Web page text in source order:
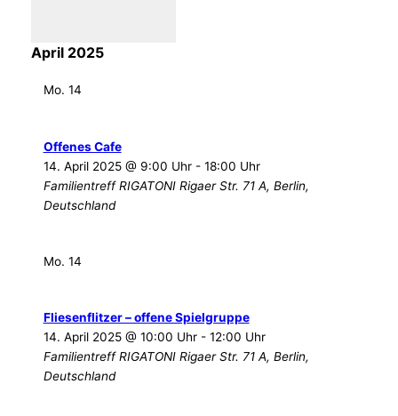
April 2025
Mo. 14
Offenes Cafe
14. April 2025 @ 9:00 Uhr- 18:00 Uhr
Familientreff RIGATONI Rigaer Str. 71 A, Berlin,
Deutschland
Mo. 14
Fliesenflitzer – offene Spielgruppe
14. April 2025 @ 10:00 Uhr- 12:00 Uhr
Familientreff RIGATONI Rigaer Str. 71 A, Berlin,
Deutschland